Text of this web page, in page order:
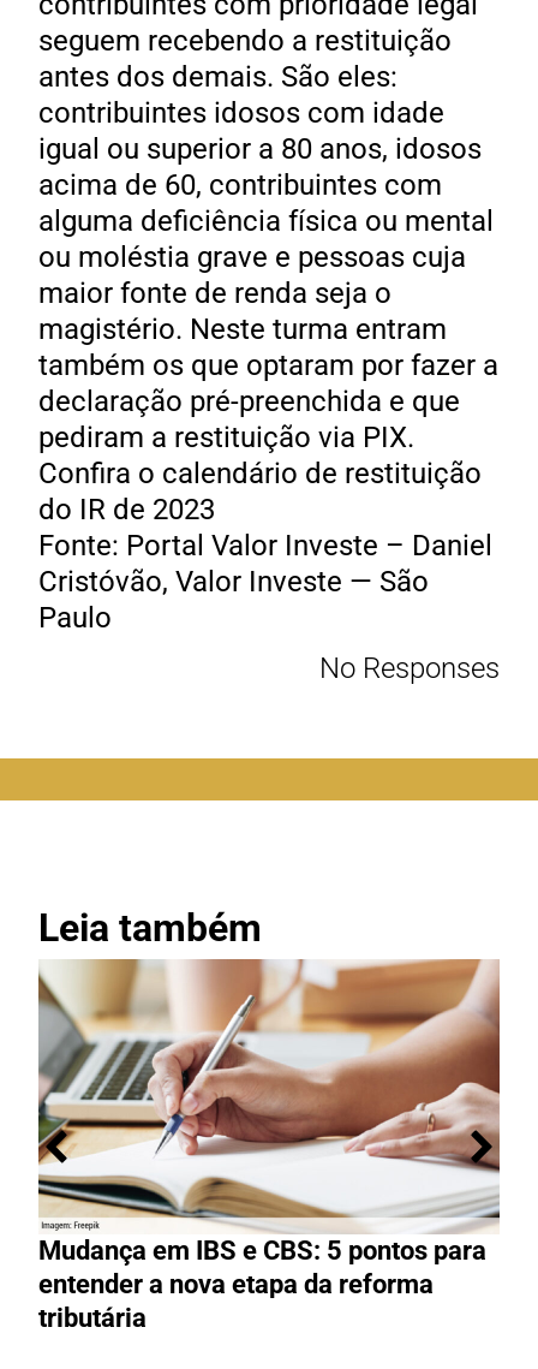
seguem recebendo a restituição
antes dos demais. São eles:
contribuintes idosos com idade
igual ou superior a 80 anos, idosos
acima de 60, contribuintes com
alguma deficiência física ou mental
ou moléstia grave e pessoas cuja
maior fonte de renda seja o
magistério. Neste turma entram
também os que optaram por fazer a
declaração pré-preenchida e que
pediram a restituição via PIX.
Confira o calendário de restituição
do IR de 2023
Fonte: Portal Valor Investe – Daniel
Cristóvão, Valor Investe — São
Paulo
No Responses
Leia também
Mudança em IBS e CBS: 5 pontos para
entender a nova etapa da reforma
tributária